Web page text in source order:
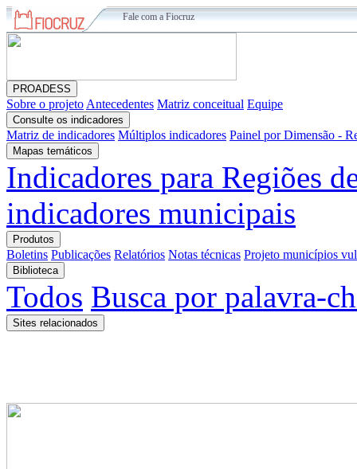
Fale com a Fiocruz
PROADESS
Sobre o projeto Antecedentes Matriz conceitual Equipe
Consulte os indicadores
Matriz de indicadores Múltiplos indicadores Painel por Dimensão -
Mapas temáticos
Indicadores para Regiões
indicadores municipais
Produtos
Boletins Publicações Relatórios Notas técnicas Projeto municípios
Biblioteca
Todos Busca por palavra-
Sites relacionados